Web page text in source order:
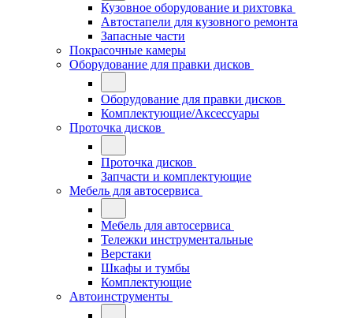
Кузовное оборудование и рихтовка
Автостапели для кузовного ремонта
Запасные части
Покрасочные камеры
Оборудование для правки дисков
Оборудование для правки дисков
Комплектующие/Аксессуары
Проточка дисков
Проточка дисков
Запчасти и комплектующие
Мебель для автосервиса
Мебель для автосервиса
Тележки инструментальные
Верстаки
Шкафы и тумбы
Комплектующие
Автоинструменты